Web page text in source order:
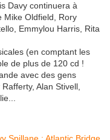
Davy continuera à
Mike Oldfield, Rory
Emmylou Harris, Rita
(en comptant les
de plus de 120 cd !
avec des gens
Alan Stivell,